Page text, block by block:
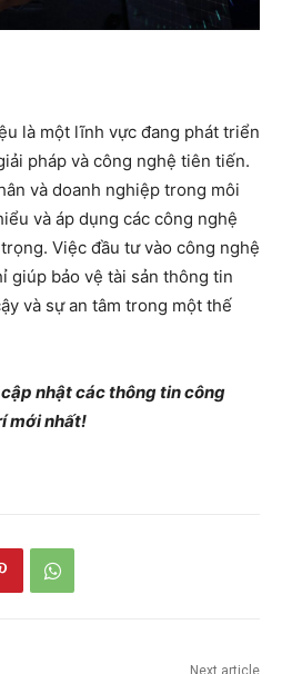
là một lĩnh vực đang phát triển
pháp và công nghệ tiên tiến.
và doanh nghiệp trong môi
và áp dụng các công nghệ
Việc đầu tư vào công nghệ
giúp bảo vệ tài sản thông tin
và sự an tâm trong một thế
nhật các thông tin công
mới nhất!
Next article